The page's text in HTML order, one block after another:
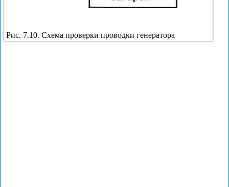
Рис. 7.10. Схема проверки проводки генератора